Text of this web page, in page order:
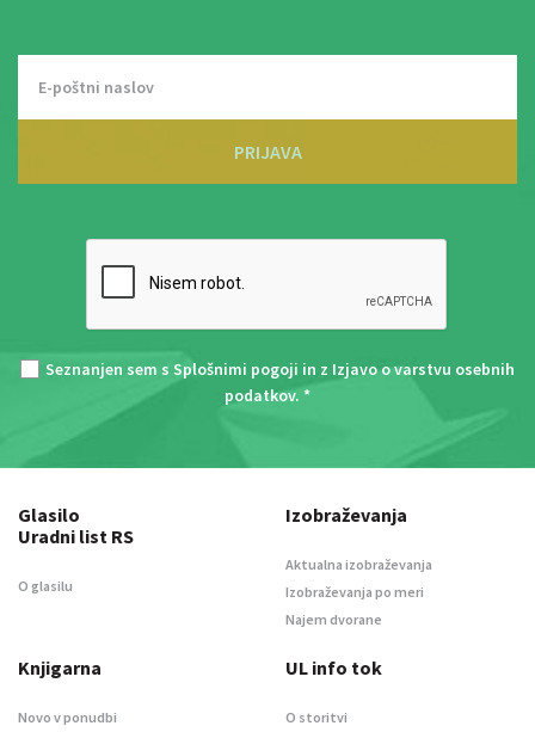
PRIJAVA
Seznanjen sem s Splošnimi pogoji in z Izjavo o varstvu osebnih
podatkov. *
Glasilo
Uradni list RS
O glasilu
Izobraževanja
Aktualna izobraževanja
Izobraževanja po meri
Najem dvorane
Knjigarna
Novo v ponudbi
UL info tok
O storitvi